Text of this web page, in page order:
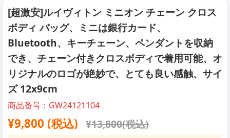
[超激安]ルイヴィトン ミニオン チェーン クロス
ボディ バッグ、ミニは銀行カード、
Bluetooth、キーチェーン、ペンダントを収納
でき、チェーン付きクロスボディで着用可能、オ
リジナルのロゴが絶妙で、とても良い感触、サイ
ズ 12x9cm
商品番号：GW24121104
¥9,800 (税込) ¥13,800(税込)